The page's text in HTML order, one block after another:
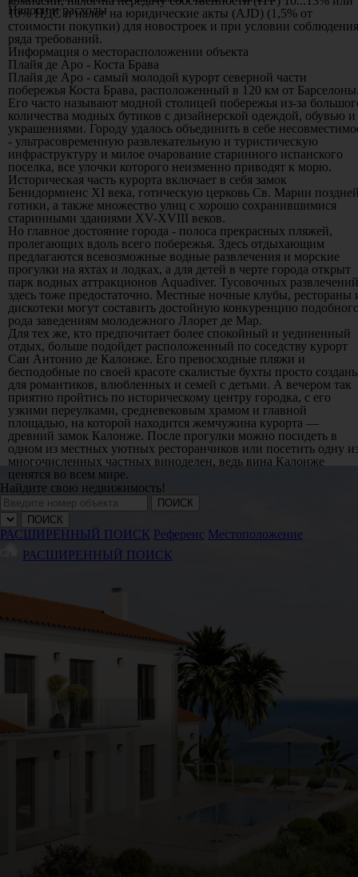
Налоги и расходы
10% НДС и налог на юридические акты (AJD) (1,5% от
стоимости покупки) для новостроек и при условии соблюдения
ряда требований.
Информация о месторасположении объекта
Плайя де Аро - Коста Брава
Плайя де Аро - самый молодой курорт северной части
побережья Коста Брава, расположенный в 120 км от
Его часто называют модной столицей побережья из-за
количества модных бутиков с дизайнерской одеждой, обувью и
украшениями. Городу удалось объединить в себе
- ультрасовременную развлекательную и туристическую
инфраструктуру и милое очарование старинного испанского
поселка, все улочки которого неизменно приводят к морю.
Историческая часть курорта включает в себя замок
Бенидормиенс XI века, готическую церковь Св. Марии
готики, а также множество улиц с хорошо сохранившимися
старинными зданиями XV-XVIII веков.
Но главное достояние города - полоса прекрасных пляжей,
пролегающих вдоль всего побережья. Здесь отдыхающим
предлагаются всевозможные водные развлечения и морские
прогулки на яхтах и лодках, а для детей в черте города открыт
парк водных аттракционов Aquadiver. Тусовочных развлечений
здесь тоже предостаточно. Местные ночные клубы, рестораны
дискотеки могут составить достойную конкуренцию
рода заведениям молодежного Ллорет де Мар.
Для тех же, кто предпочитает более спокойный и уединенный
отдых, больше подойдет расположенный по соседству курорт
Сан Антонио де Калонже. Его превосходные пляжи и
бесподобные по своей красоте скалистые бухты просто
для романтиков, влюбленных и семей с детьми. А вечером так
приятно пройтись по историческому центру городка, с его
узкими переулками, средневековым храмом и главной
площадью, на которой находится жемчужина курорта —
древний замок Калонже. После прогулки можно посидеть в
одном из местных уютных ресторанчиков или посетить одну
многочисленных частных виноделен, ведь вина Калонже
ценятся во всем мире.
Найдите свою недвижимость!
ПОИСК
ПОИСК
РАСШИРЕННЫЙ ПОИСК Референс Местоположение
РАСШИРЕННЫЙ ПОИСК